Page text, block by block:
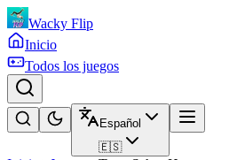
Wacky Flip
Inicio
Todos los juegos
Español
🇪🇸